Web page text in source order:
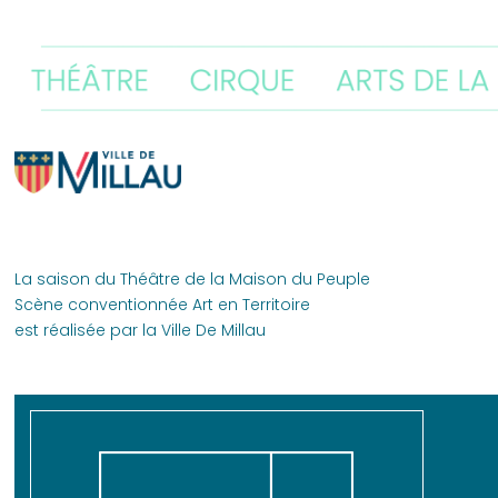
La saison du Théâtre de la Maison du Peuple
Scène conventionnée Art en Territoire
est réalisée par la Ville De Millau